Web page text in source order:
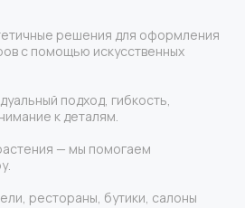
решения для оформления
с помощью искусственных
подход, гибкость,
к деталям.
— мы помогаем
рестораны, бутики, салоны